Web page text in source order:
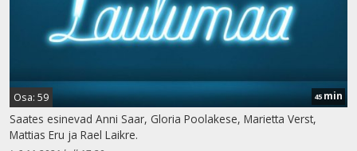
Osa: 59 45 min
Saates esinevad Anni Saar, Gloria Poolakese, Marietta Verst,
Mattias Eru ja Rael Laikre.